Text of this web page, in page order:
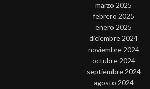
marzo 2025
febrero 2025
enero 2025
diciembre 2024
noviembre 2024
octubre 2024
septiembre 2024
agosto 2024